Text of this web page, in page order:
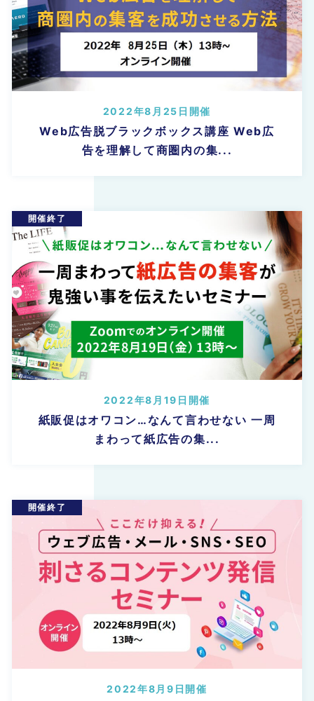
Web広告脱ブラックボックス講座 Web広
告を理解して商圏内の集...
2022年8月25日開催
紙販促はオワコン…なんて言わせない 一周
まわって紙広告の集...
2022年8月19日開催
2022年8月9日開催